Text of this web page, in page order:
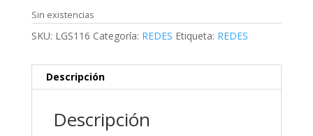
Sin existencias
SKU: LGS116 Categoría: REDES Etiqueta: REDES
Descripción
Descripción